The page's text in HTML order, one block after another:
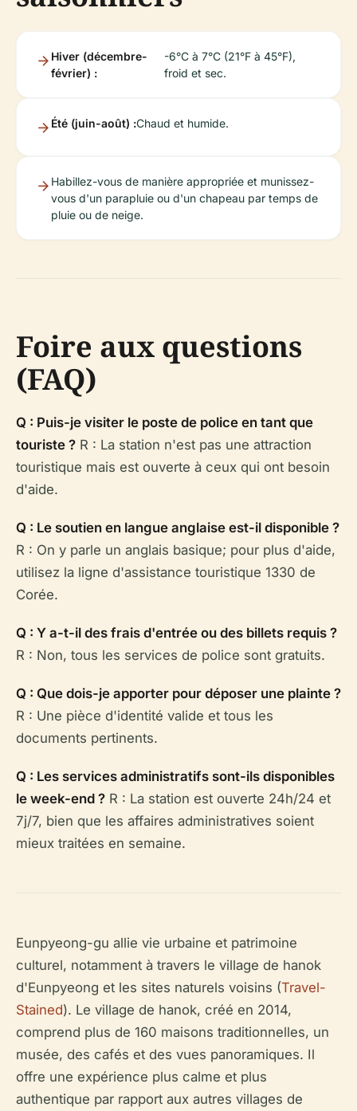
Hiver (décembre-
février) :
-6°C à 7°C (21°F à 45°F),
froid et sec.
Été (juin-août) :Chaud et humide.
Habillez-vous de manière appropriée et munissez-
vous d'un parapluie ou d'un chapeau par temps de
pluie ou de neige.
Foire aux questions
(FAQ)
Q : Puis-je visiter le poste de police en tant que
touriste ? R : La station n'est pas une attraction
touristique mais est ouverte à ceux qui ont besoin
d'aide.
Q : Le soutien en langue anglaise est-il disponible ?
R : On y parle un anglais basique; pour plus d'aide,
utilisez la ligne d'assistance touristique 1330 de
Corée.
Q : Y a-t-il des frais d'entrée ou des billets requis ?
R : Non, tous les services de police sont gratuits.
Q : Que dois-je apporter pour déposer une plainte ?
R : Une pièce d'identité valide et tous les
documents pertinents.
Q : Les services administratifs sont-ils disponibles
le week-end ? R : La station est ouverte 24h/24 et
7j/7, bien que les affaires administratives soient
mieux traitées en semaine.
Eunpyeong-gu allie vie urbaine et patrimoine
culturel, notamment à travers le village de hanok
d'Eunpyeong et les sites naturels voisins (Travel-
Stained). Le village de hanok, créé en 2014,
comprend plus de 160 maisons traditionnelles, un
musée, des cafés et des vues panoramiques. Il
offre une expérience plus calme et plus
authentique par rapport aux autres villages de